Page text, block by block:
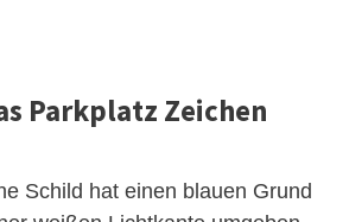
Parkplatz Zeichen
Schild hat einen blauen Grund